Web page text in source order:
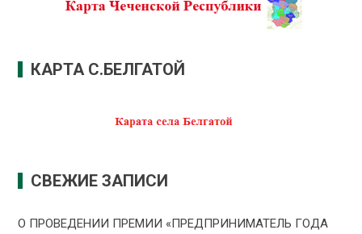
КАРТА С.БЕЛГАТОЙ
СВЕЖИЕ ЗАПИСИ
О ПРОВЕДЕНИИ ПРЕMИИ «ПРЕДПРИНИМАТЕЛЬ ГОДА